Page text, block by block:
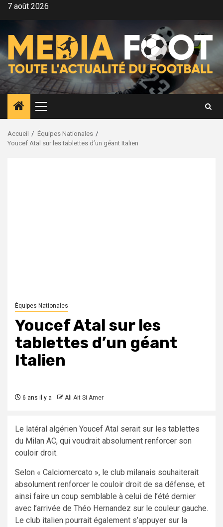
Aller7 août 2026
Menu
principal
Accueil
Équipes Nationales
Youcef Atal sur les tablettes d’un géant Italien
Équipes Nationales
Youcef Atal sur les
tablettes d’un géant
Italien
6 ans il y a Ali Ait Si Amer
Le latéral algérien Youcef Atal serait sur les tablettes
du Milan AC, qui voudrait absolument renforcer son
couloir droit.
Selon « Calciomercato », le club milanais souhaiterait
absolument renforcer le couloir droit de sa défense, et
ainsi faire un coup semblable à celui de l’été dernier
avec l’arrivée de Théo Hernandez sur le couleur gauche.
Le club italien pourrait également s’appuyer sur la